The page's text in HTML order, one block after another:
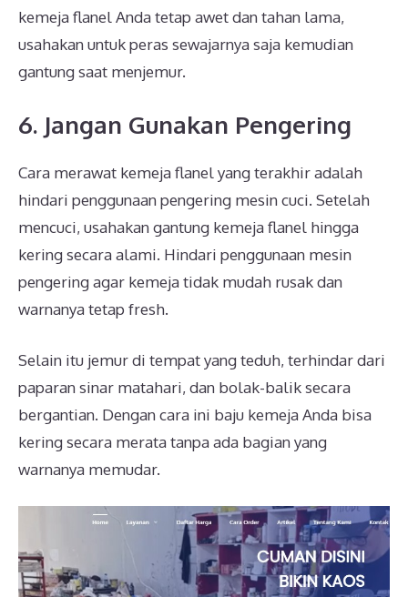
kemeja flanel Anda tetap awet dan tahan lama,
usahakan untuk peras sewajarnya saja kemudian
gantung saat menjemur.
6. Jangan Gunakan Pengering
Cara merawat kemeja flanel yang terakhir adalah
hindari penggunaan pengering mesin cuci. Setelah
mencuci, usahakan gantung kemeja flanel hingga
kering secara alami. Hindari penggunaan mesin
pengering agar kemeja tidak mudah rusak dan
warnanya tetap fresh.
Selain itu jemur di tempat yang teduh, terhindar dari
paparan sinar matahari, dan bolak-balik secara
bergantian. Dengan cara ini baju kemeja Anda bisa
kering secara merata tanpa ada bagian yang
warnanya memudar.